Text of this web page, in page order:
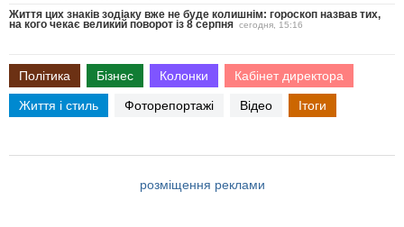
Життя цих знаків зодіаку вже не буде колишнім: гороскоп назвав тих,
на кого чекає великий поворот із 8 серпня сегодня, 15:16
Політика Бізнес Колонки Кабінет директора
Життя і стиль Фоторепортажі Відео Ітоги
розміщення реклами